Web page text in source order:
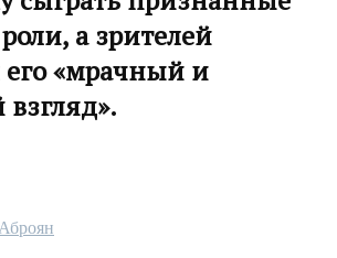
а зрителей
его «мрачный и